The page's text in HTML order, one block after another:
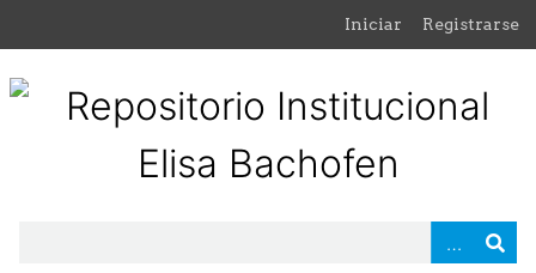
Iniciar Registrarse